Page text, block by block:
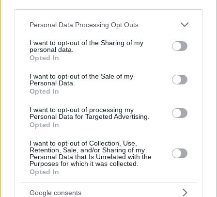
Please note that this website/app uses one or more Google
not limited to your visit or usage behaviour. You may click to
grant or deny consent to Google and its third-party tags to
use your data for below specified purposes in below Google
consent section.
Personal Data Processing Opt Outs
I want to opt-out of the Sharing of my
personal data.
Opted In
I want to opt-out of the Sale of my
Personal Data.
Opted In
I want to opt-out of processing my
Personal Data for Targeted Advertising.
Opted In
I want to opt-out of Collection, Use,
Retention, Sale, and/or Sharing of my
Personal Data that Is Unrelated with the
Purposes for which it was collected.
Opted In
Google consents
Περιπέτεια, χαλάρωση ή δροσιά;
Βρήκαμε το ρόφημα που θα
Starbucks
Πλαζ Βάρκιζας: Ξεμπλοκάρει η
επένδυση των 15 εκατ. – Η νέα
εποχή για την ιστορική πλαζ της
Νόστος Μεζέ: Μια σύγχρονη
ταβέρνα στη Νέα Σμύρνη όπου
το κρέας μιλάει πρώτο